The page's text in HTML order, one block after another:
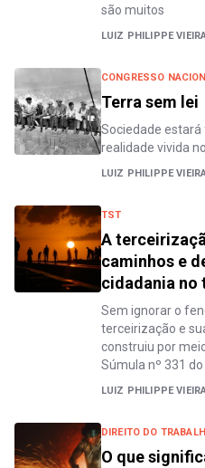
são muitos
LUIZ PHILIPPE
CONGRESSO
Terra sem lei
Sociedade
realidade vivida
LUIZ PHILIPPE
TST
A
caminhos e
cidadania no
Sem ignorar o
terceirização e
construiu por
Súmula nº 331
LUIZ PHILIPPE
DIREITO DO
O que